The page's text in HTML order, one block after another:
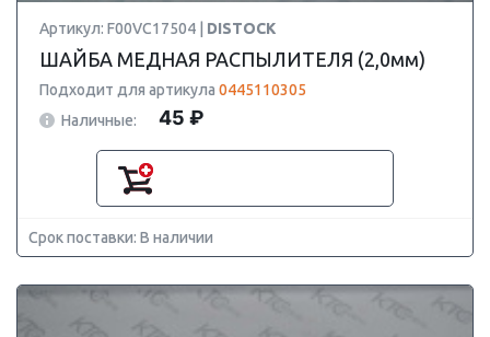
Артикул: F00VC17504 | DISTOCK
ШАЙБА МЕДНАЯ РАСПЫЛИТЕЛЯ (2,0мм)
Подходит для артикула 0445110305
Наличные:
45 ₽
Срок поставки: В наличии